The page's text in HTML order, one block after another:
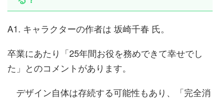
A1. キャラクターの作者は 坂崎千春 氏。
卒業にあたり「25年間お役を務めできて幸せでし
た」とのコメントがあります。
デザイン自体は存続する可能性もあり、「完全消